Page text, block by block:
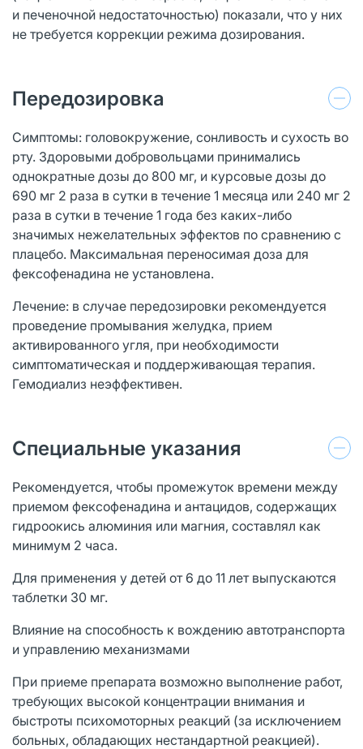
и печеночной недостаточностью) показали, что у них
не требуется коррекции режима дозирования.
Передозировка
Симптомы: головокружение, сонливость и сухость во
рту. Здоровыми добровольцами принимались
однократные дозы до 800 мг, и курсовые дозы до
690 мг 2 раза в сутки в течение 1 месяца или 240 мг 2
раза в сутки в течение 1 года без каких-либо
значимых нежелательных эффектов по сравнению с
плацебо. Максимальная переносимая доза для
фексофенадина не установлена.
Лечение: в случае передозировки рекомендуется
проведение промывания желудка, прием
активированного угля, при необходимости
симптоматическая и поддерживающая терапия.
Гемодиализ неэффективен.
Специальные указания
Рекомендуется, чтобы промежуток времени между
приемом фексофенадина и антацидов, содержащих
гидроокись алюминия или магния, составлял как
минимум 2 часа.
Для применения у детей от 6 до 11 лет выпускаются
таблетки 30 мг.
Влияние на способность к вождению автотранспорта
и управлению механизмами
При приеме препарата возможно выполнение работ,
требующих высокой концентрации внимания и
быстроты психомоторных реакций (за исключением
больных, обладающих нестандартной реакцией).